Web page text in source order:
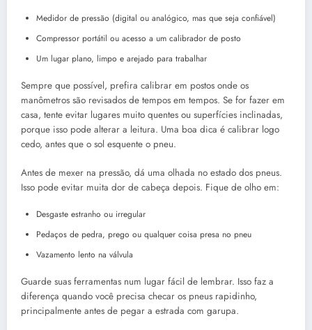
Medidor de pressão (digital ou analógico, mas que seja confiável)
Compressor portátil ou acesso a um calibrador de posto
Um lugar plano, limpo e arejado para trabalhar
Sempre que possível, prefira calibrar em postos onde os
manômetros são revisados de tempos em tempos. Se for fazer em
casa, tente evitar lugares muito quentes ou superfícies inclinadas,
porque isso pode alterar a leitura. Uma boa dica é calibrar logo
cedo, antes que o sol esquente o pneu.
Antes de mexer na pressão, dá uma olhada no estado dos pneus.
Isso pode evitar muita dor de cabeça depois. Fique de olho em:
Desgaste estranho ou irregular
Pedaços de pedra, prego ou qualquer coisa presa no pneu
Vazamento lento na válvula
Guarde suas ferramentas num lugar fácil de lembrar. Isso faz a
diferença quando você precisa checar os pneus rapidinho,
principalmente antes de pegar a estrada com garupa.